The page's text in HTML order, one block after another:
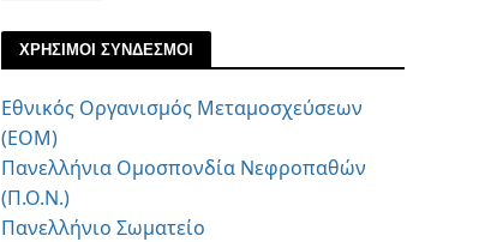
ΧΡΗΣΙΜΟΙ ΣΥΝΔΕΣΜΟΙ
Εθνικός Οργανισμός Μεταμοσχεύσεων
(ΕΟΜ)
Πανελλήνια Ομοσπονδία Νεφροπαθών
(Π.Ο.Ν.)
Πανελλήνιο Σωματείο